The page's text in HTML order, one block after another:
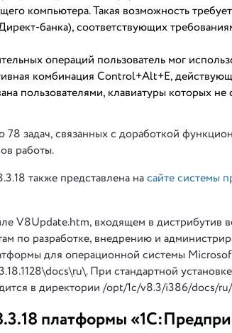
компьютера. Такая возможность
банка), соответствующих
операций пользователь мог
комбинация Control+Alt+E,
пользователями, клавиатуры которых
задач, связанных с доработкой
работы.
также представлена насайте системы
V8Update.htm, входящем в дистрибутив
по разработке, внедрению и
для операционной системы
При стандартной
в директории /opt/1c/v8.3/i386/docs/
платформы